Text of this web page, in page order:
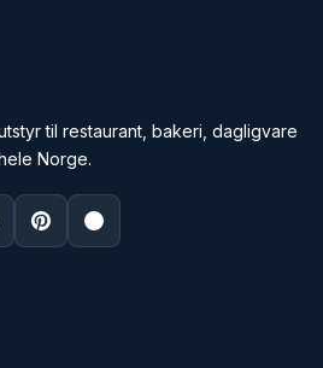
til restaurant, bakeri, dagligvare
Norge.